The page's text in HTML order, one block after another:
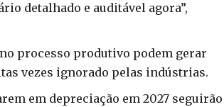
detalhado e auditável agora”,
processo produtivo podem gerar
vezes ignorado pelas indústrias.
em depreciação em 2027 seguirão